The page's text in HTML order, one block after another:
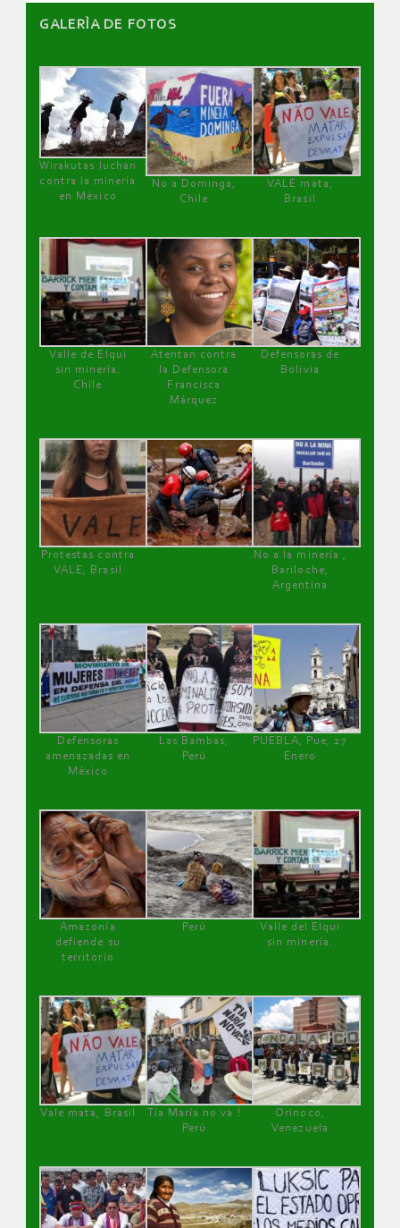
GALERÌA DE FOTOS
Wirakutas luchan
contra la minería
en México
No a Dominga,
Chile
VALE mata,
Brasil
Valle de Elqui
sin minería.
Chile
Atentan contra
la Defensora
Francisca
Márquez
Defensoras de
Bolivia
Protestas contra
VALE, Brasil
No a la minería ,
Bariloche,
Argentina
Defensoras
amenazadas en
México
Las Bambas,
Perú
PUEBLA, Pue, 27
Enero
Amazonía
defiende su
territorio
Perú
Valle del Elqui
sin minería.
Vale mata, Brasil
Tía María no va !
Perú
Orinoco,
Venezuela